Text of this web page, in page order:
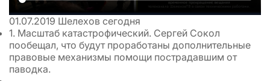
01.07.2019 Шелехов сегодня
1. Масштаб катастрофический. Сергей Сокол
пообещал, что будут проработаны дополнительные
правовые механизмы помощи пострадавшим от
паводка.